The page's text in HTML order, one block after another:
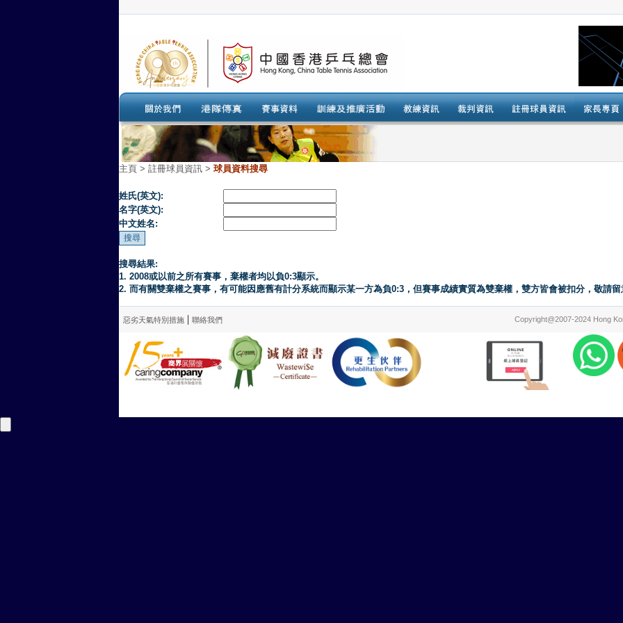
主頁 > 註冊球員資訊 > 球員資料搜尋
姓氏(英文):
名字(英文):
中文姓名:
搜尋結果:
1. 2008或以前之所有賽事，棄權者均以負0:3顯示。
2. 而有關雙棄權之賽事，有可能因應舊有計分系統而顯示某一方為負0:3，但賽事成績實質為雙棄權，雙方皆會被扣分，敬請留